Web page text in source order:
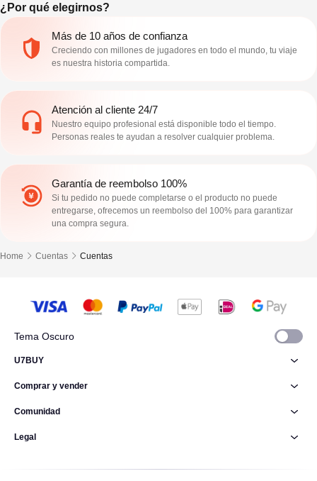
2025 en París. Te contamos todo
sobre este nuevo agente.
¿Por qué elegirnos?
Más de 10 años de confianza
Creciendo con millones de jugadores en todo el mundo, tu viaje
es nuestra historia compartida.
Atención al cliente 24/7
Nuestro equipo profesional está disponible todo el tiempo.
Personas reales te ayudan a resolver cualquier problema.
Garantía de reembolso 100%
Si tu pedido no puede completarse o el producto no puede
entregarse, ofrecemos un reembolso del 100% para garantizar
una compra segura.
Home Cuentas Cuentas
Tema Oscuro
U7BUY
Comprar y vender
Comunidad
Legal